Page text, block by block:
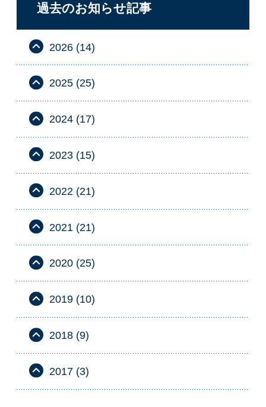
過去のお知らせ記事
2026 (14)
2025 (25)
2024 (17)
2023 (15)
2022 (21)
2021 (21)
2020 (25)
2019 (10)
2018 (9)
2017 (3)